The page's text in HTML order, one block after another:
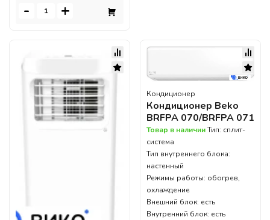
- +
Кондиционер
Кондиционер Beko
BRFPA 070/BRFPA 071
Товар в наличииТип: сплит-
система
Тип внутреннего блока:
настенный
Режимы работы: обогрев,
охлаждение
Внешний блок: есть
Внутренний блок: есть